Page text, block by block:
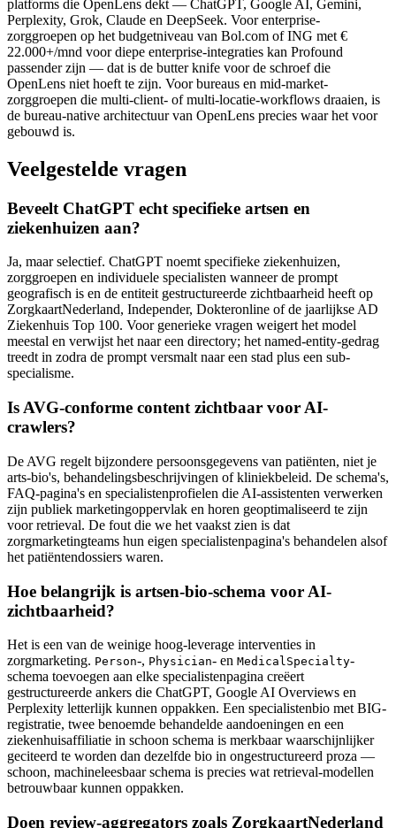
platforms die OpenLens dekt — ChatGPT, Google AI, Gemini,
Perplexity, Grok, Claude en DeepSeek. Voor enterprise-
zorggroepen op het budgetniveau van Bol.com of ING met €
22.000+/mnd voor diepe enterprise-integraties kan Profound
passender zijn — dat is de butter knife voor de schroef die
OpenLens niet hoeft te zijn. Voor bureaus en mid-market-
zorggroepen die multi-client- of multi-locatie-workflows draaien, is
de bureau-native architectuur van OpenLens precies waar het voor
gebouwd is.
Veelgestelde vragen
Beveelt ChatGPT echt specifieke artsen en
ziekenhuizen aan?
Ja, maar selectief. ChatGPT noemt specifieke ziekenhuizen,
zorggroepen en individuele specialisten wanneer de prompt
geografisch is en de entiteit gestructureerde zichtbaarheid heeft op
ZorgkaartNederland, Independer, Dokteronline of de jaarlijkse AD
Ziekenhuis Top 100. Voor generieke vragen weigert het model
meestal en verwijst het naar een directory; het named-entity-gedrag
treedt in zodra de prompt versmalt naar een stad plus een sub-
specialisme.
Is AVG-conforme content zichtbaar voor AI-
crawlers?
De AVG regelt bijzondere persoonsgegevens van patiënten, niet je
arts-bio's, behandelingsbeschrijvingen of kliniekbeleid. De schema's,
FAQ-pagina's en specialistenprofielen die AI-assistenten verwerken
zijn publiek marketingoppervlak en horen geoptimaliseerd te zijn
voor retrieval. De fout die we het vaakst zien is dat
zorgmarketingteams hun eigen specialistenpagina's behandelen alsof
het patiëntendossiers waren.
Hoe belangrijk is artsen-bio-schema voor AI-
zichtbaarheid?
Het is een van de weinige hoog-leverage interventies in
zorgmarketing. Person-, Physician- en MedicalSpecialty-
schema toevoegen aan elke specialistenpagina creëert
gestructureerde ankers die ChatGPT, Google AI Overviews en
Perplexity letterlijk kunnen oppakken. Een specialistenbio met BIG-
registratie, twee benoemde behandelde aandoeningen en een
ziekenhuisaffiliatie in schoon schema is merkbaar waarschijnlijker
geciteerd te worden dan dezelfde bio in ongestructureerd proza —
schoon, machineleesbaar schema is precies wat retrieval-modellen
betrouwbaar kunnen oppakken.
Doen review-aggregators zoals ZorgkaartNederland